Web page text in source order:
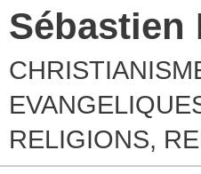
Sébastien
RELIGIONS,